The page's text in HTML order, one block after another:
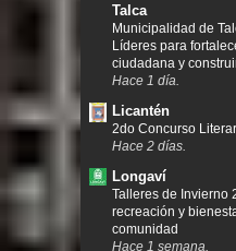
Talca
Municipalidad de
Líderes para
ciudadana y
Hace 1 día.
Licantén
2do Concurso
Hace 2 días.
Longaví
Talleres de Invierno
recreación y
comunidad
Hace 1 semana.